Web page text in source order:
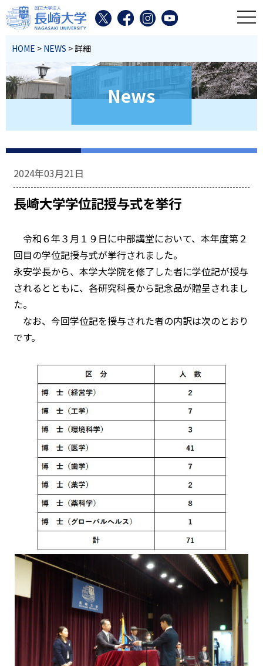
HOME > NEWS > 詳細
News
2024年03月21日
長崎大学学位記授与式を挙行
令和６年３月１９日に中部講堂において、本年度第２
回目の学位記授与式が挙行されました。
永安学長から、本学大学院を修了した者に学位記が授与
されるとともに、各研究科長から記念品が贈呈されまし
た。
なお、今回学位記を授与された者の内訳は次のとおり
です。